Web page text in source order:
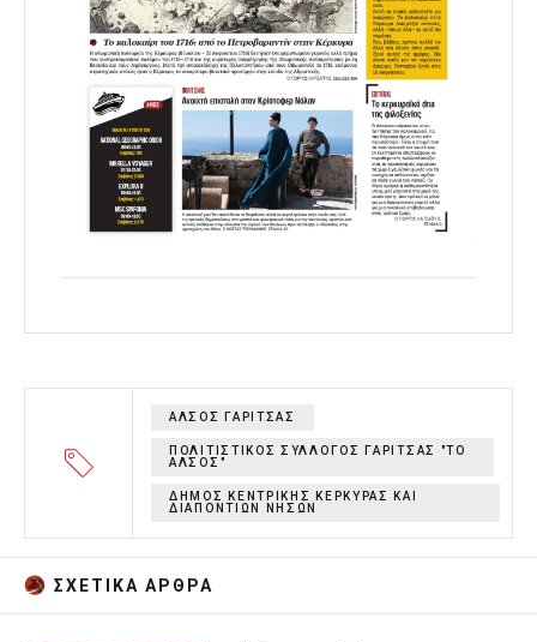
ΑΛΣΟΣ ΓΑΡΙΤΣΑΣ
ΠΟΛΙΤΙΣΤΙΚΟΣ ΣΥΛΛΟΓΟΣ ΓΑΡΙΤΣΑΣ "ΤΟ
ΑΛΣΟΣ"
ΔΗΜΟΣ ΚΕΝΤΡΙΚΗΣ ΚΕΡΚΥΡΑΣ ΚΑΙ
ΔΙΑΠΟΝΤΙΩΝ ΝΗΣΩΝ
ΣΧΕΤΙΚA AΡΘΡΑ